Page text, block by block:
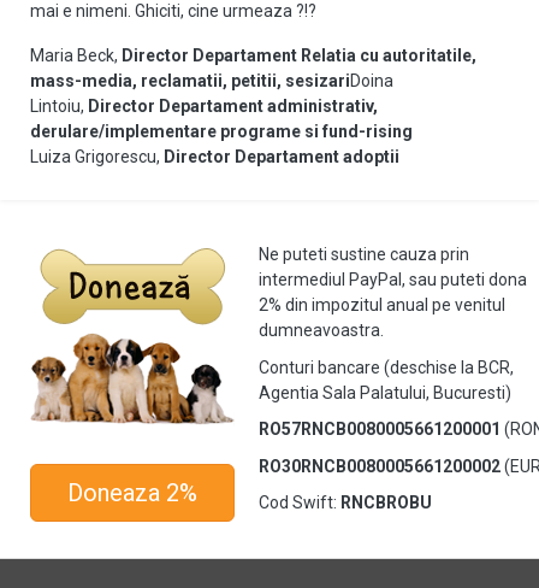
mai e nimeni. Ghiciti, cine urmeaza ?!?
Maria Beck, Director Departament Relatia cu autoritatile,
mass-media, reclamatii, petitii, sesizariDoina
Lintoiu, Director Departament administrativ,
derulare/implementare programe si fund-rising
Luiza Grigorescu, Director Departament adoptii
Doneaza 2%
Ne puteti sustine cauza prin
intermediul PayPal, sau puteti dona
2% din impozitul anual pe venitul
dumneavoastra.
Conturi bancare (deschise la BCR,
Agentia Sala Palatului, Bucuresti)
RO57RNCB0080005661200001
RO30RNCB0080005661200002
Cod Swift: RNCBROBU